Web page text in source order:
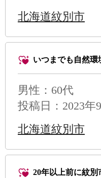
北海道紋別市
いつまでも自然環
男性 ：60代
投稿日：2023年
北海道紋別市
20年以上前に紋別